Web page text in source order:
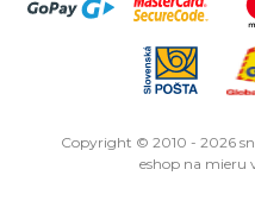
Copyright © 2010 - 2026
eshop na mieru